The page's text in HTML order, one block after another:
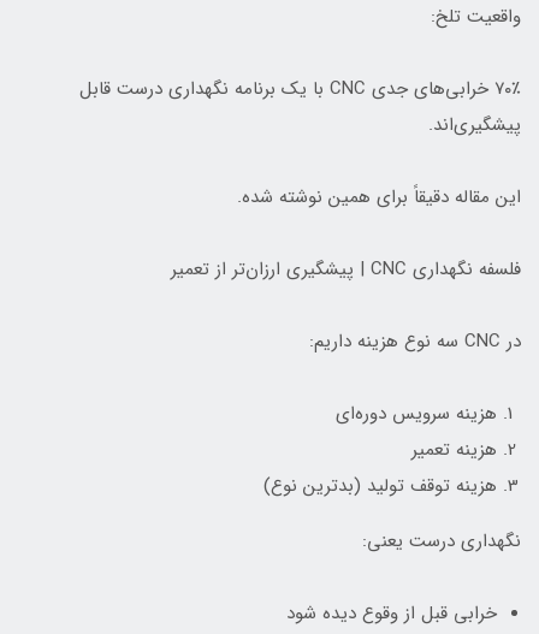
واقعیت تلخ:
۷۰٪ خرابی‌های جدی CNC با یک برنامه نگهداری درست قابل
پیشگیری‌اند.
این مقاله دقیقاً برای همین نوشته شده.
فلسفه نگهداری CNC | پیشگیری ارزان‌تر از تعمیر
در CNC سه نوع هزینه داریم:
هزینه سرویس دوره‌ای
هزینه تعمیر
هزینه توقف تولید (بدترین نوع)
نگهداری درست یعنی:
خرابی قبل از وقوع دیده شود